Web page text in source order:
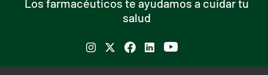
salud
Se abre en ventana nueva
Se abre en ventana nueva
Se abre en ventana nueva
Se abre en ventana nueva